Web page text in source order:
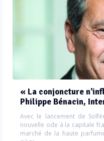
« La conjoncture
Philippe Bénacin,
Avec le lancement de
nouvelle ode à la capitale
marché de la haute